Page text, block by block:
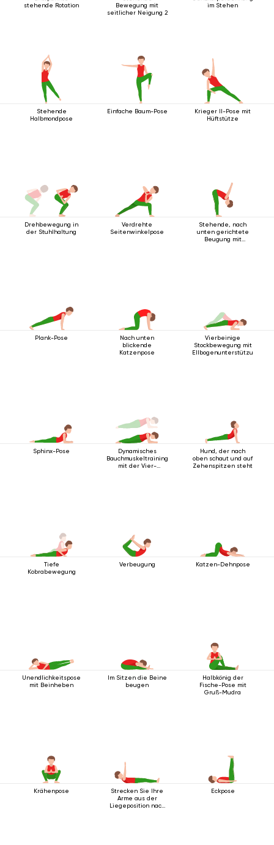
stehende Rotation
Bewegung mit
seitlicher Neigung 2
im Stehen
Stehende
Halbmondpose
Einfache Baum-Pose
Krieger II-Pose mit
Hüftstütze
Drehbewegung in
der Stuhlhaltung
Verdrehte
Seitenwinkelpose
Stehende, nach
unten gerichtete
Beugung mit
Plank-Pose
Nach unten
blickende
Katzenpose
Vierbeinige
Stockbewegung mit
Ellbogenunterstützung
Sphinx-Pose
Dynamisches
Bauchmuskeltraining
mit der Vier-
Hund, der nach
oben schaut und auf
Zehenspitzen steht
Tiefe
Kobrabewegung
Verbeugung Katzen-Dehnpose
Unendlichkeitspose
mit Beinheben
Im Sitzen die Beine
beugen
Halbkönig der
Fische-Pose mit
Gruß-Mudra
Krähenpose
Strecken Sie Ihre
Arme aus der
Liegeposition nach
Eckpose